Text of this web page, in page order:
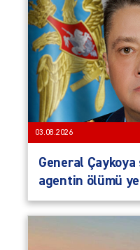
03.08.2026
General
agentin ölümü